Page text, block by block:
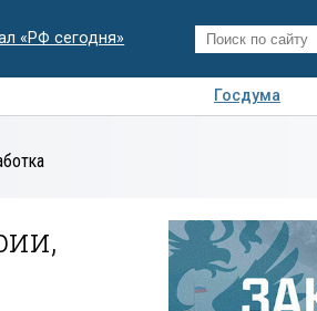
«РФ сегодня»
Госдума
экспертиза